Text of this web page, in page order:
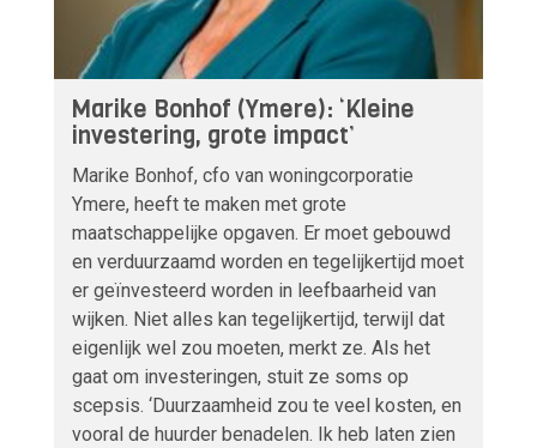
Marike Bonhof (Ymere): ‘Kleine
investering, grote impact’
Marike Bonhof, cfo van woningcorporatie
Ymere, heeft te maken met grote
maatschappelijke opgaven. Er moet gebouwd
en verduurzaamd worden en tegelijkertijd moet
er geïnvesteerd worden in leefbaarheid van
wijken. Niet alles kan tegelijkertijd, terwijl dat
eigenlijk wel zou moeten, merkt ze. Als het
gaat om investeringen, stuit ze soms op
scepsis. ‘Duurzaamheid zou te veel kosten, en
vooral de huurder benadelen. Ik heb laten zien